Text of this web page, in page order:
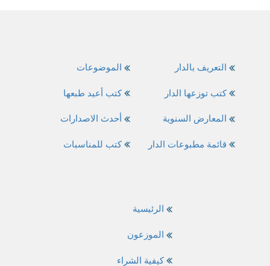
الموضوعات
كتب أعيد طبعها
أحدث الاصدارات
كتب للمناسبات
التعريف بالدار
كتب توزعها الدار
المعارض السنوية
قائمة مطبوعات الدار
الرئيسية
الموزعون
كيفية الشراء